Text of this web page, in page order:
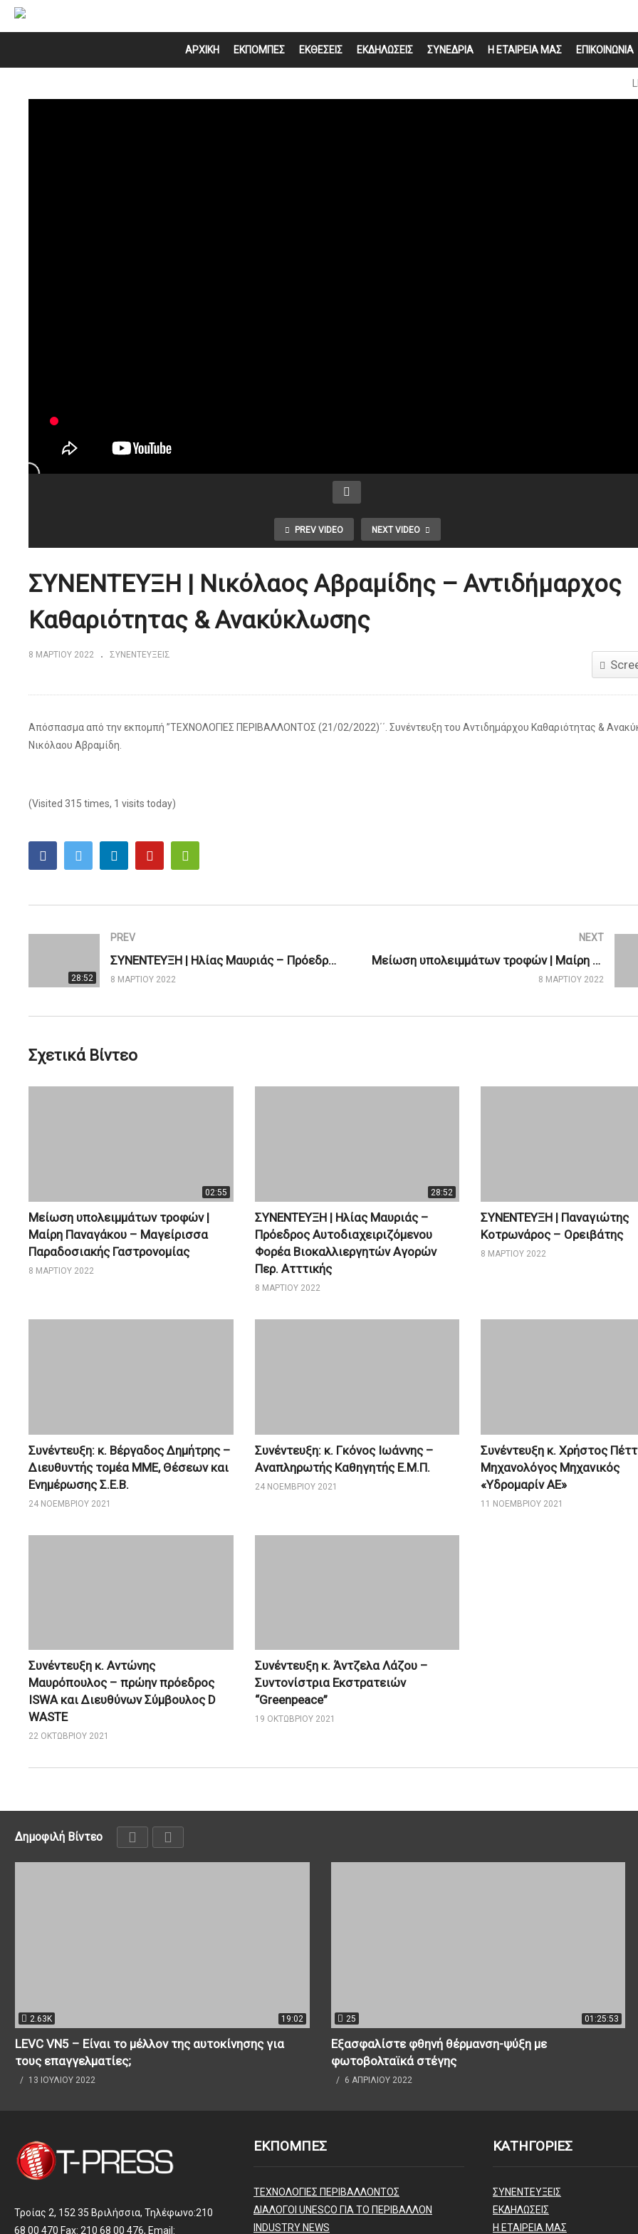
ΑΡΧΙΚΗ ΕΚΠΟΜΠΕΣ ΕΚΘΕΣΕΙΣ ΕΚΔΗΛΩΣΕΙΣ ΣΥΝΕΔΡΙΑ Η ΕΤΑΙΡΕΙΑ ΜΑΣ ΕΠΙΚΟΙΝΩΝΙΑ
PREV VIDEO NEXT VIDEO
ΣΥΝΕΝΤΕΥΞΗ | Νικόλαος Αβραμίδης – Αντιδήμαρχος
Καθαριότητας & Ανακύκλωσης
8 ΜΑΡΤΊΟΥ 2022 ΣΥΝΕΝΤΕΥΞΕΙΣ
Απόσπασμα από την εκπομπή ”ΤΕΧΝΟΛΟΓΙΕΣ ΠΕΡΙΒΑΛΛΟΝΤΟΣ (21/02/2022)΄΄. Συνέντευξη του Αντιδημάρχου Καθαριότητας &
Νικόλαου Αβραμίδη.
(Visited 315 times, 1 visits today)
28:52
PREV
ΣΥΝΕΝΤΕΥΞΗ | Ηλίας Μαυριάς – Πρόεδρος Αυτοδιαχειριζόμενου Φορέα Βιοκαλλιεργητών Αγορών Περ. Ατττικής
8 ΜΑΡΤΊΟΥ 2022
NEXT
Μείωση υπολειμμάτων τροφών | Μαίρη Παναγάκου – Μαγείρισσα Παραδοσιακής Γαστρονομίας
8 ΜΑΡΤΊΟΥ 2022
Σχετικά Βίντεο
02:55
Μείωση υπολειμμάτων τροφών |
Μαίρη Παναγάκου – Μαγείρισσα
Παραδοσιακής Γαστρονομίας
8 ΜΑΡΤΊΟΥ 2022
28:52
ΣΥΝΕΝΤΕΥΞΗ | Ηλίας Μαυριάς –
Πρόεδρος Αυτοδιαχειριζόμενου
Φορέα Βιοκαλλιεργητών Αγορών
Περ. Ατττικής
8 ΜΑΡΤΊΟΥ 2022
ΣΥΝΕΝΤΕΥΞΗ | Παναγιώτης
Κοτρωνάρος – Ορειβάτης
8 ΜΑΡΤΊΟΥ 2022
Συνέντευξη: κ. Βέργαδος Δημήτρης –
Διευθυντής τομέα ΜΜΕ, Θέσεων και
Ενημέρωσης Σ.Ε.Β.
24 ΝΟΕΜΒΡΊΟΥ 2021
Συνέντευξη: κ. Γκόνος Ιωάννης –
Αναπληρωτής Καθηγητής Ε.Μ.Π.
24 ΝΟΕΜΒΡΊΟΥ 2021
Συνέντευξη κ. Χρήστος
Μηχανολόγος Μηχανικός
«Υδρομαρίν ΑΕ»
11 ΝΟΕΜΒΡΊΟΥ 2021
Συνέντευξη κ. Αντώνης
Μαυρόπουλος – πρώην πρόεδρος
ISWA και Διευθύνων Σύμβουλος D
WASTE
22 ΟΚΤΩΒΡΊΟΥ 2021
Συνέντευξη κ. Άντζελα Λάζου –
Συντονίστρια Εκστρατειών
“Greenpeace”
19 ΟΚΤΩΒΡΊΟΥ 2021
Δημοφιλή Βίντεο
2.63K 19:02
LEVC VN5 – Είναι το μέλλον της αυτοκίνησης για
τους επαγγελματίες;
13 ΙΟΥΛΊΟΥ 2022
25 01:25:53
Εξασφαλίστε φθηνή θέρμανση-ψύξη με
φωτοβολταϊκά στέγης
6 ΑΠΡΙΛΊΟΥ 2022
Τροίας 2, 152 35 Βριλήσσια, Τηλέφωνο:210
68 00 470 Fax: 210 68 00 476, Email:
ΕΚΠΟΜΠΕΣ
ΤΕΧΝΟΛΟΓΙΕΣ ΠΕΡΙΒΑΛΛΟΝΤΟΣ
ΔΙΑΛΟΓΟΙ UNESCO ΓΙΑ ΤΟ ΠΕΡΙΒΑΛΛΟΝ
INDUSTRY NEWS
ΚΑΤΗΓΟΡΙΕΣ
ΣΥΝΕΝΤΕΥΞΕΙΣ
ΕΚΔΗΛΩΣΕΙΣ
Η ΕΤΑΙΡΕΙΑ ΜΑΣ